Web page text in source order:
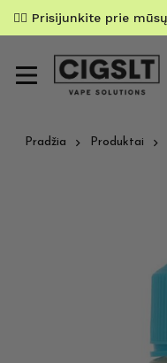
✌🏼 Prisijunkite prie
Pradžia Produktai